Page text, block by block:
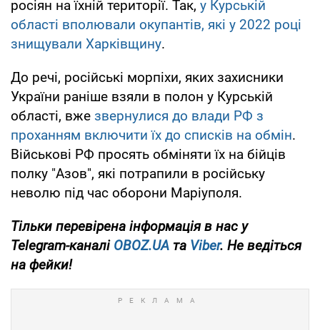
росіян на їхній території. Так, у Курській
області вполювали окупантів, які у 2022 році
знищували Харківщину.
До речі, російські морпіхи, яких захисники
України раніше взяли в полон у Курській
області, вже звернулися до влади РФ з
проханням включити їх до списків на обмін.
Військові РФ просять обміняти їх на бійців
полку "Азов", які потрапили в російську
неволю під час оборони Маріуполя.
Тільки перевірена інформація в нас у
Telegram-каналі OBOZ.UA та Viber. Не ведіться
на фейки!